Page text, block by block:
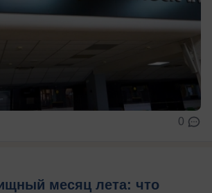
0
месяц лета: что